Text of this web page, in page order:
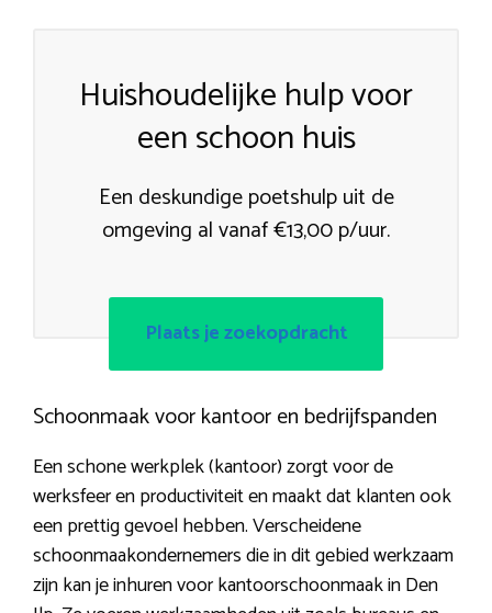
Huishoudelijke hulp voor
een schoon huis
Een deskundige poetshulp uit de
omgeving al vanaf €13,00 p/uur.
Plaats je zoekopdracht
Schoonmaak voor kantoor en bedrijfspanden
Een schone werkplek (kantoor) zorgt voor de
werksfeer en productiviteit en maakt dat klanten ook
een prettig gevoel hebben. Verscheidene
schoonmaakondernemers die in dit gebied werkzaam
zijn kan je inhuren voor kantoorschoonmaak in Den